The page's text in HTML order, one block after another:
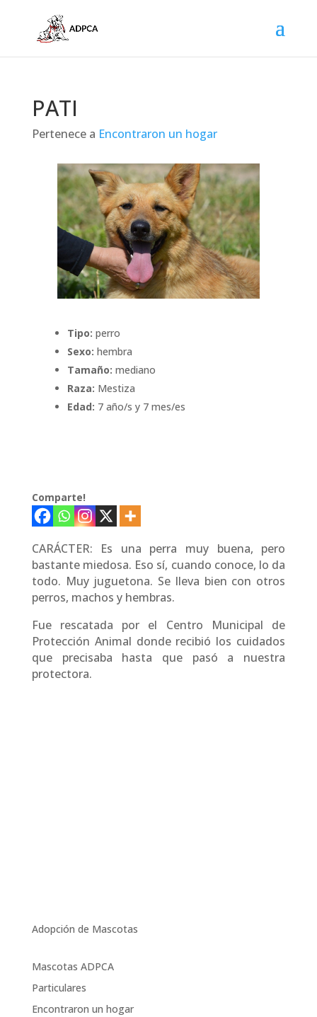
PATI
Pertenece a Encontraron un hogar
Tipo: perro
Sexo: hembra
Tamaño: mediano
Raza: Mestiza
Edad: 7 año/s y 7 mes/es
Comparte!
CARÁCTER: Es una perra muy buena, pero
bastante miedosa. Eso sí, cuando conoce, lo da
todo. Muy juguetona. Se lleva bien con otros
perros, machos y hembras.
Fue rescatada por el Centro Municipal de
Protección Animal donde recibió los cuidados
que precisaba hasta que pasó a nuestra
protectora.
Adopción de Mascotas
Mascotas ADPCA
Particulares
Encontraron un hogar